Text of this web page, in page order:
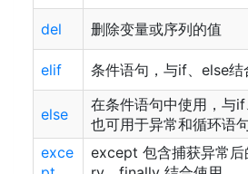
del 删除变量或序列的值
elif 条件语句，与if、else结
else
在条件语句中使用，与if
也可用于异常和循环语
exce
except 包含捕获异常